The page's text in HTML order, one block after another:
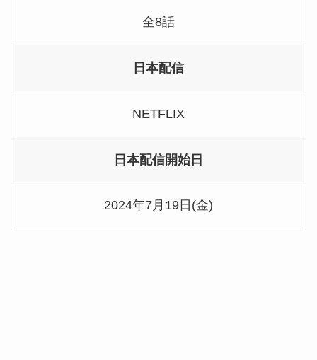
全8話
日本配信
NETFLIX
日本配信開始日
2024年7月19日(金)